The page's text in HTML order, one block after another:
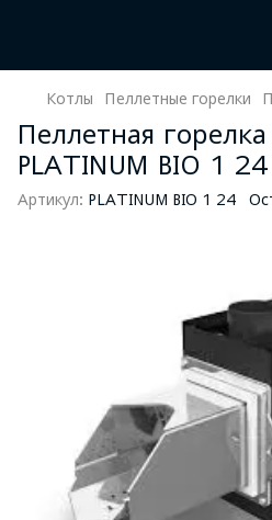
Котлы Пеллетные горелки
Пеллетная горелка
PLATINUM BIO 1
Артикул: PLATINUM BIO 1 24